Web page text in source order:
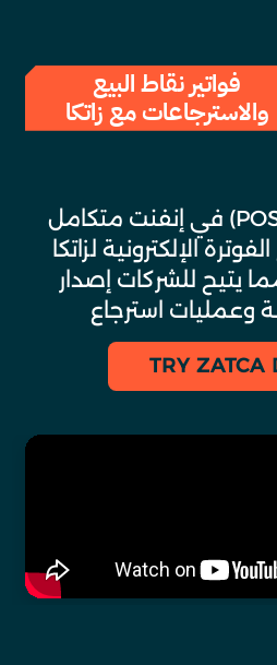
فواتير نقاط البيع
والاسترجاعات مع زاتكا
نظام نقاط البيع (POS) في إنفنت متكامل
الإلكترونية لزاتكا
يتيح للشركات إصدار
وعمليات استرجاع
TRY ZATCA